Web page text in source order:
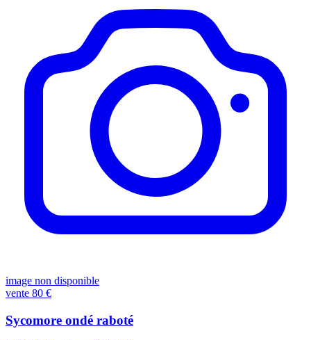
image non disponible
vente 80 €
Sycomore ondé raboté